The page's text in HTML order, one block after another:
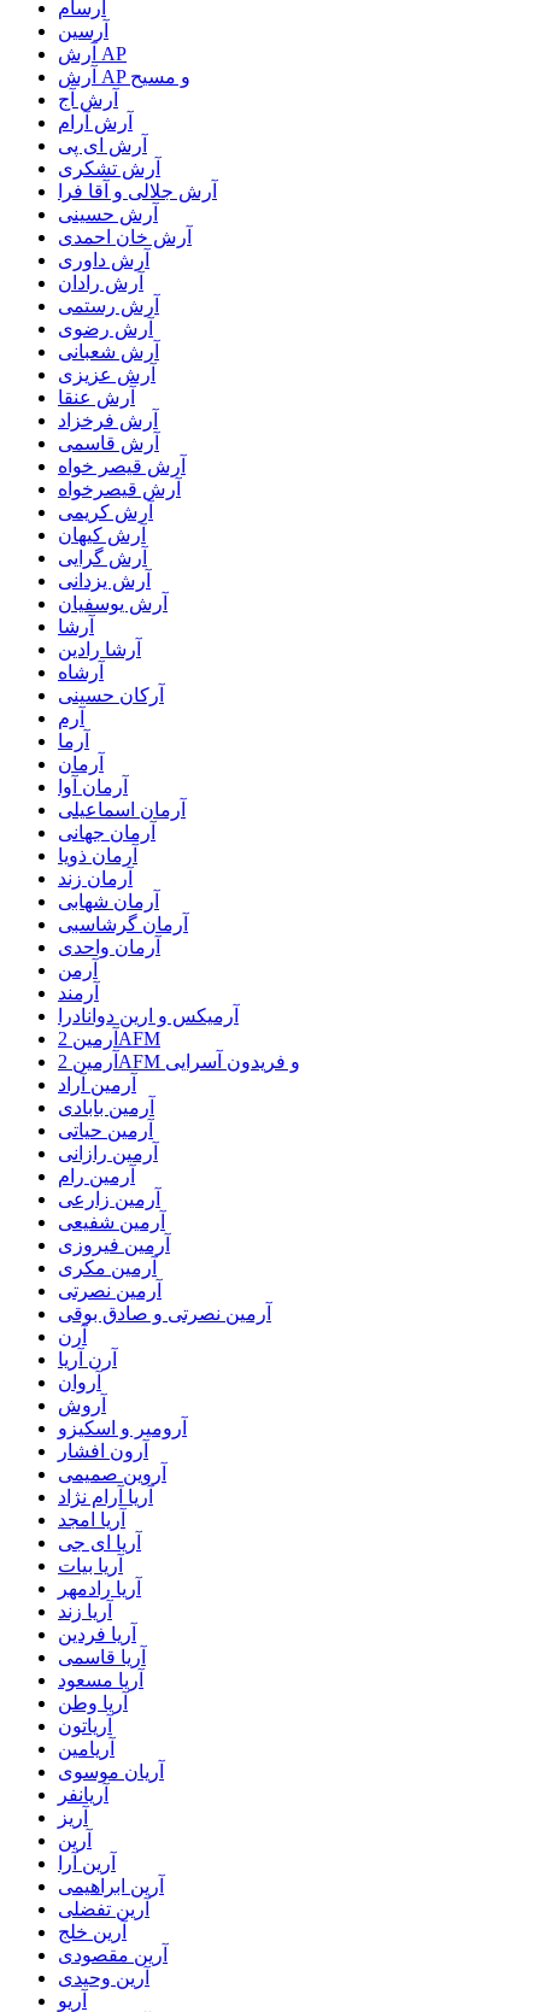
آرسام
آرسین
آرش AP
آرش AP و مسیح
آرش آج
آرش آرام
آرش ای پی
آرش تشکری
آرش جلالی و آقا فرا
آرش حسینی
آرش خان احمدی
آرش داوری
آرش رادان
آرش رستمى
آرش رضوی
آرش شعبانی
آرش عزیزی
آرش عنقا
آرش فرخزاد
آرش قاسمی
آرش قیصر خواه
آرش قیصرخواه
آرش کریمی
آرش کیهان
آرش گرایی
آرش یزدانی
آرش یوسفیان
آرشا
آرشا رادین
آرشاه
آرکان حسینی
آرم
آرما
آرمان
آرمان آوا
آرمان اسماعیلی
آرمان جهانی
آرمان ذویا
آرمان زند
آرمان شهابی
آرمان گرشاسبی
آرمان واحدی
آرمن
آرمند
آرمیکس و ارین دوانادرا
آرمین 2AFM
آرمین 2AFM و فریدون آسرایی
آرمین آراد
آرمین بابادی
آرمین حیاتی
آرمین رازانی
آرمین رام
آرمین زارعی
آرمین شفیعی
آرمین فیروزی
آرمین مکری
آرمین نصرتی
آرمین نصرتی و صادق بوقی
آرن
آرن آریا
آروان
آروش
آرومیر و اسکیزو
آرون افشار
آروین صمیمی
آریا آرام نژاد
آریا امجد
آریا ای جی
آریا بیات
آریا رادمهر
آریا زند
آریا فردین
آریا قاسمی
آریا مسعود
آریا وطن
آریاتون
آریامین
آریان موسوی
آریانفر
آریز
آرین
آرین آرا
آرین ابراهیمی
آرین تفضلی
آرین خلج
آرین مقصودی
آرین وحیدی
آریو